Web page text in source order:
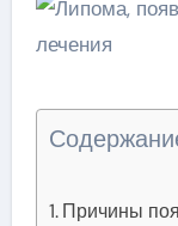
Причины